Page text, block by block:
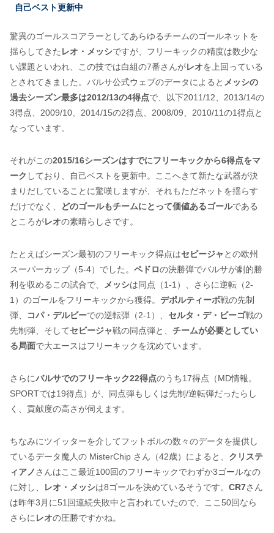
自己ベスト更新中
驚異のゴールスコアラーとしてあらゆるチームのゴールネットを
揺らしてきた レオ・メッシですが、フリーキックの精度は数少な
い課題といわれ、この技では白組の7番さんがレオを上回っている
とされてきました。バルサ公式ウェブのデータによると メッシの
過去シーズン最多は2012/13の4得点で、以下2011/12、2013/14の
3得点、2009/10、2014/15の2得点、2008/09、2010/11の1得点と
なっています。
それがこの2015/16シーズンはすでにフリーキックから6得点をマ
ーク しており、自己ベストを更新中。ここへきて新たな武器が決
まりだしていることに驚嘆しますが、それもただネットを揺らす
だけでなく、
どのゴールもチームにとって価値あるゴールである
ところがレオの素晴らしさです。
たとえばシーズン最初のフリーキック得点はセビージャとの欧州
スーパーカップ（5-4）でした。 ペドロの決勝弾でバルサが劇的勝
利を収めるこの試合で、
メッシは同点（1-1）、さらに逆転（2-
1）のゴールをフリーキックから獲得。 デポルティーボ戦の先制
弾、
コパ・デルビーでの逆転弾（2-1）、 セルタ・デ・ビーゴ戦の
先制弾、そしてセビージャ戦の同点弾と、 チームが必要としてい
る局面で大エースはフリーキックを沈めています。
さらにバルサでのフリーキック22得点のうち17得点（MD情報。
SPORTでは19得点）が、同点弾もしくは先制/逆転弾だったらし
く、貢献度の高さが伺えます。
ちなみにツイッターを介してフットボルの数々のデータを提供し
ているデータ魔人の MisterChip さん（42歳）によると、 クリステ
ィアノ さんはここ最近100回のフリーキックでわずか3ゴールなの
に対し、
レオ・メッシは8ゴールを決めているそうです。 CR7さん
は昨年3月に51回連続失敗中と言われていたので、ここ50回なら
さらに レオの圧勝ですかね。